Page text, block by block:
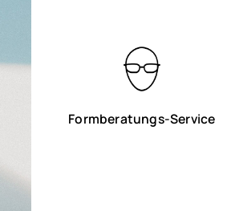
Formberatungs-Service